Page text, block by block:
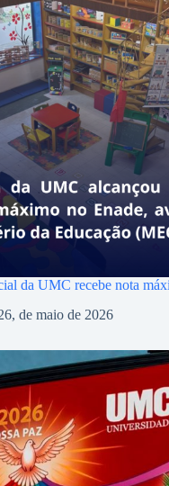
da UMC recebe nota
de maio de 2026